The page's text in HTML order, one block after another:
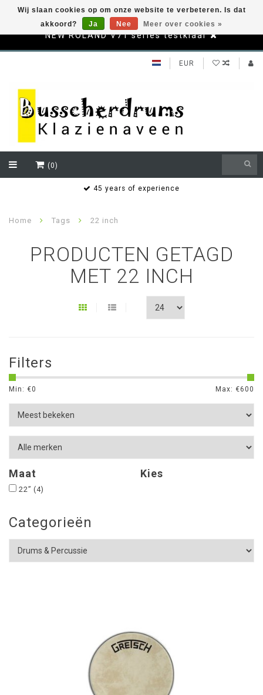
NEW ROLAND V71 series testklaar
EUR
(0)
45 years of experience
Home Tags 22 inch
PRODUCTEN GETAGD
MET 22 INCH
Filters
Min: €0 Max: €600
Maat
22” (4)
Kies
Categorieën
Wij slaan cookies op om onze website te verbeteren. Is dat
akkoord?
Ja Nee Meer over cookies »